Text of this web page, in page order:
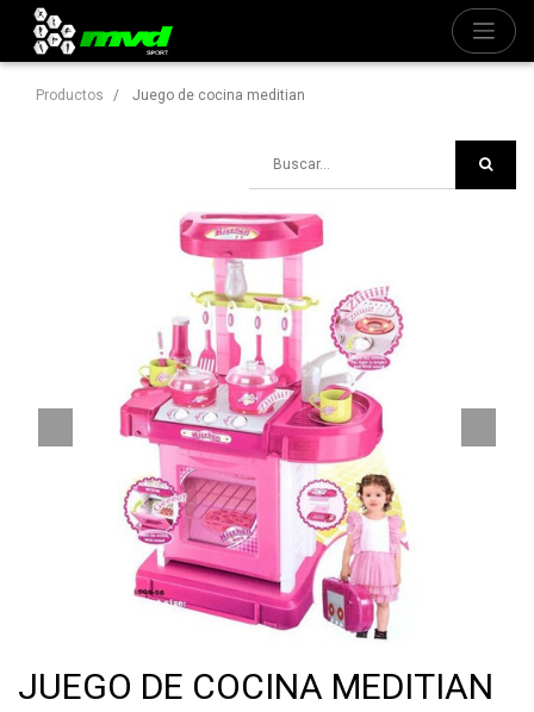
Productos Juego de cocina meditian
JUEGO DE COCINA MEDITIAN